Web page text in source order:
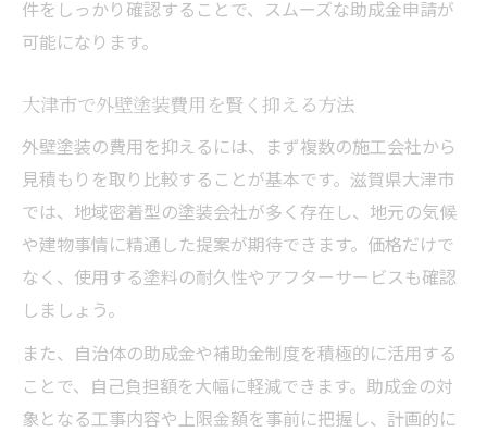
件をしっかり確認することで、スムーズな助成金申請が
可能になります。
大津市で外壁塗装費用を賢く抑える方法
外壁塗装の費用を抑えるには、まず複数の施工会社から
見積もりを取り比較することが基本です。滋賀県大津市
では、地域密着型の塗装会社が多く存在し、地元の気候
や建物事情に精通した提案が期待できます。価格だけで
なく、使用する塗料の耐久性やアフターサービスも確認
しましょう。
また、自治体の助成金や補助金制度を積極的に活用する
ことで、自己負担額を大幅に軽減できます。助成金の対
象となる工事内容や上限金額を事前に把握し、計画的に